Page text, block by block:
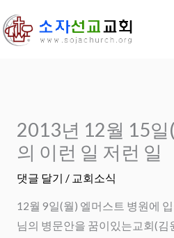
텐
츠
2013년 12월 15일
의 이런 일 저런 일
댓글 달기 / 교회소식
12월 9일(월) 엘머스트 병원에
님의 병문안을 꿈이있는교회(